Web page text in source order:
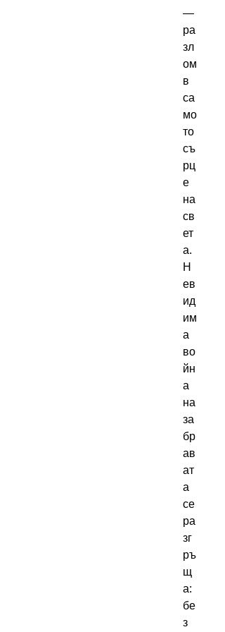
—
ра
зл
ом
в
са
мо
то
съ
рц
е
на
св
ет
а.
Н
ев
ид
им
а
во
йн
а
на
за
бр
ав
ат
а
се
ра
зг
ръ
щ
а:
бе
з